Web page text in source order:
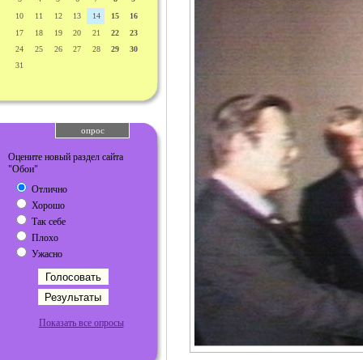
10
11 12 13 14 15
16
17
18 19 20 21 22
23
24
25 26 27 28 29
30
31
опрос
Оцените новый раздел сайта
"Обои"
Отлично
Хорошо
Так себе
Плохо
Ужасно
Показать все опросы